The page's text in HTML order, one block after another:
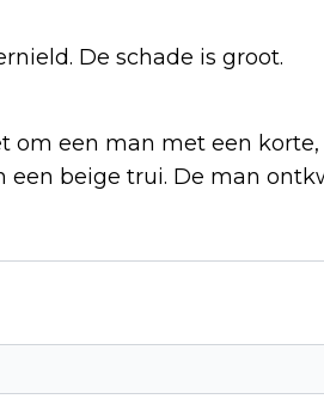
De schade is groot.
om een man met een
een beige trui. De man